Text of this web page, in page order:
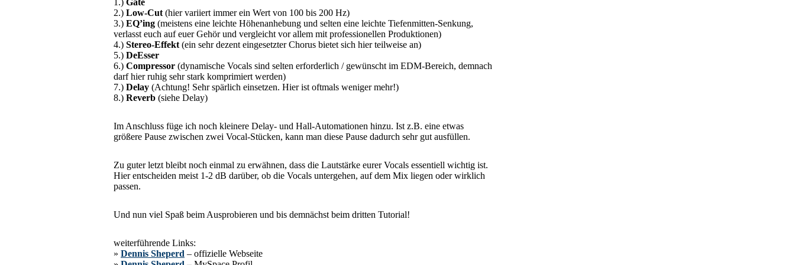
1.) Gate
2.) Low-Cut (hier variiert immer ein Wert von 100 bis 200 Hz)
3.) EQ’ing (meistens eine leichte Höhenanhebung und selten eine leichte Tiefenmitten-Senkung,
verlasst euch auf euer Gehör und vergleicht vor allem mit professionellen Produktionen)
4.) Stereo-Effekt (ein sehr dezent eingesetzter Chorus bietet sich hier teilweise an)
5.) DeEsser
6.) Compressor (dynamische Vocals sind selten erforderlich / gewünscht im EDM-Bereich, demnach
darf hier ruhig sehr stark komprimiert werden)
7.) Delay (Achtung! Sehr spärlich einsetzen. Hier ist oftmals weniger mehr!)
8.) Reverb (siehe Delay)
Im Anschluss füge ich noch kleinere Delay- und Hall-Automationen hinzu. Ist z.B. eine etwas
größere Pause zwischen zwei Vocal-Stücken, kann man diese Pause dadurch sehr gut ausfüllen.
Zu guter letzt bleibt noch einmal zu erwähnen, dass die Lautstärke eurer Vocals essentiell wichtig ist.
Hier entscheiden meist 1-2 dB darüber, ob die Vocals untergehen, auf dem Mix liegen oder wirklich
passen.
Und nun viel Spaß beim Ausprobieren und bis demnächst beim dritten Tutorial!
weiterführende Links:
» Dennis Sheperd – offizielle Webseite